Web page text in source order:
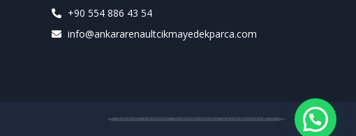
+90 554 886 43 54
info@ankararenaultcikmayedekparca.com
Size Nasıl Yardımcı Olabiliriz?